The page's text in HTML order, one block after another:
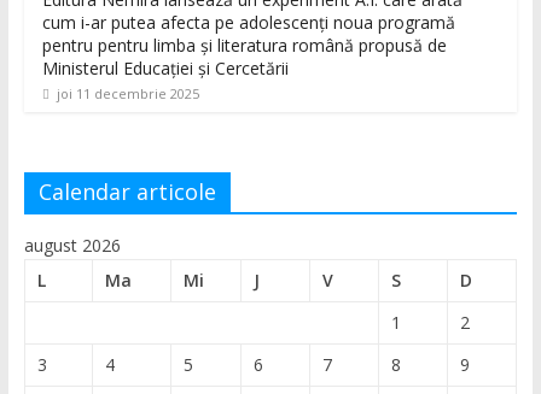
cum i-ar putea afecta pe adolescenți noua programă
pentru pentru limba și literatura română propusă de
Ministerul Educației și Cercetării
joi 11 decembrie 2025
Calendar articole
august 2026
L
Ma Mi J V S
D
1
2
3
4 5 6 7 8
9